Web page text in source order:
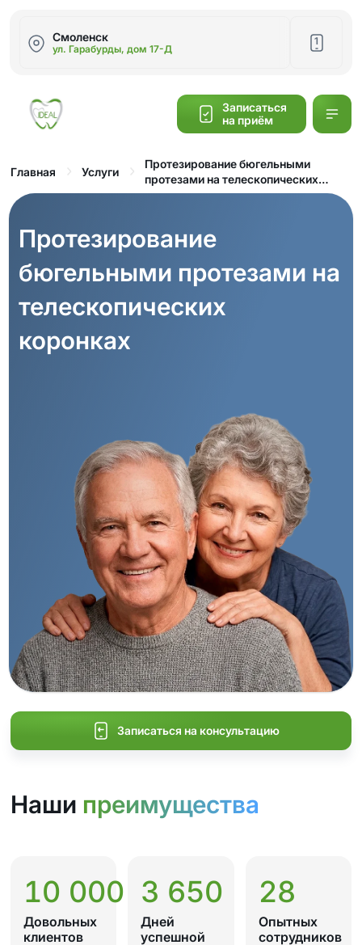
Смоленск
ул. Гарабурды, дом 17-Д
1
Записаться
на приём
Главная Услуги
Протезирование бюгельными
протезами на телескопических
коронках
Протезирование
бюгельными протезами на
телескопических
коронках
Записаться на консультацию
Наши преимущества
10 000
Довольных
клиентов
3 650
Дней
успешной
28
Опытных
сотрудников
Обратный